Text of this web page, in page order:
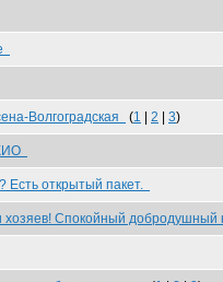
Волгоградская (1 2 3)
Есть открытый пакет.
Спокойный добродушный